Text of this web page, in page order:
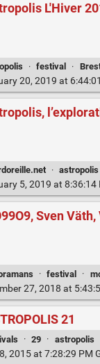
L'Hiver
· festival ·
20, 2019 at
· astropolis
5, 2019 at 8:36:14
Sven
· festival ·
27, 2018 at
21
· 29 · astropolis
2015 at 7:28:29 PM